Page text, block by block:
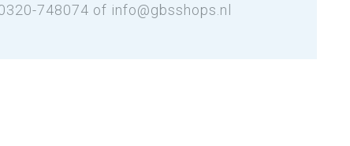
748074 of info@gbsshops.nl